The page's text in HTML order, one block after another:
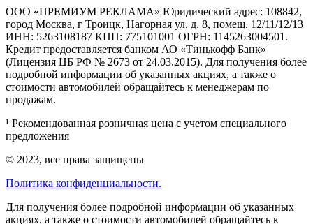
ООО «ПРЕМИУМ РЕКЛАМА» Юридический адрес: 108842,
город Москва, г Троицк, Нагорная ул, д. 8, помещ. 12/11/12/13
ИНН: 5263108187 КПП: 775101001 ОГРН: 1145263004501.
Кредит предоставляется банком АО «Тинькофф Банк»
(Лицензия ЦБ РФ № 2673 от 24.03.2015). Для получения более
подробной информации об указанных акциях, а также о
стоимости автомобилей обращайтесь к менеджерам по
продажам.
¹ Рекомендованная розничная цена с учетом специального
предложения
© 2023, все права защищены
Политика конфиденциальности.
Для получения более подробной информации об указанных
акциях, а также о стоимости автомобилей обращайтесь к